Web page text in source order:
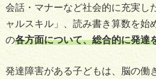
会話・マナーなど社会的に充実し
ャルスキル」、読み書き算数を始
の各方面について、総合的に発達
発達障害がある子どもは、脳の働